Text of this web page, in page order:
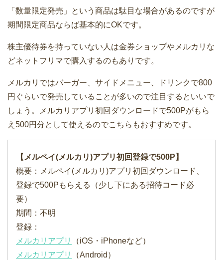
「数量限定発売」という商品は駄目な場合があるのですが
期間限定商品ならば基本的にOKです。
株主優待券を持っていない人は金券ショップやメルカリな
どネットフリマで購入するのもありです。
メルカリではバーガー、サイドメニュー、ドリンクで800
円ぐらいで発売していることが多いので注目するといいで
しょう。メルカリアプリ初回ダウンロードで500Pがもら
え500円分として使えるのでこちらもおすすめです。
【メルペイ(メルカリ)アプリ初回登録で500P】
概要：メルペイ(メルカリ)アプリ初回ダウンロード、
登録で500Pもらえる（少し下にある招待コード必
要）
期間：不明
登録：
メルカリアプリ
（iOS・iPhoneなど）
メルカリアプリ
（Android）